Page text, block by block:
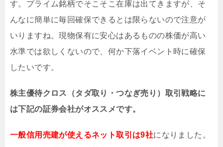
す。プライム銘柄でそこそこ在庫は出てきますが、そ
んなに簡単に毎回確保できるとは限らないので注意が
いりますね。現物保有に安心はあるものの株価が高い
水準では欲しくないので、何か下落イベント時に確保
したいです。
株主優待クロス（タダ取り・つなぎ売り）取引戦略に
は下記の証券会社がオススメです。
一般信用売建が使えるネット取引は9社になりました。